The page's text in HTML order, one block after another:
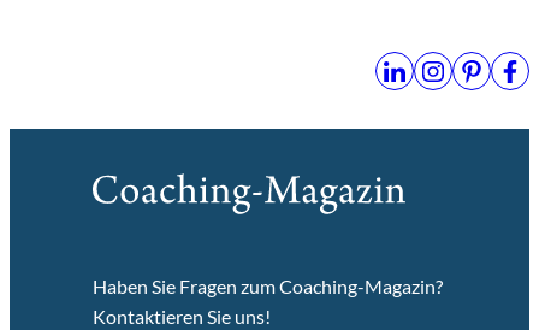
Haben Sie Fragen zum Coaching-Magazin?
Kontaktieren Sie uns!